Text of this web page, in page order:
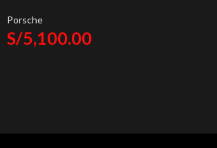
Porsche
S/5,100.00